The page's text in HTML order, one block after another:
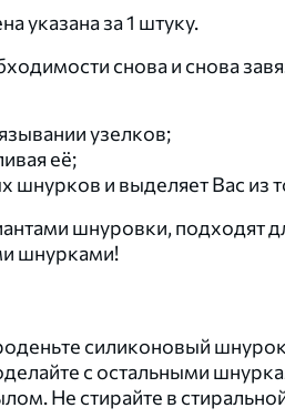
указана за 1 штуку.
снова и снова
узелков;
её;
шнурков и выделяет Вас из
шнуровки, подходят
шнурками!
силиконовый
с остальными
Не стирайте в